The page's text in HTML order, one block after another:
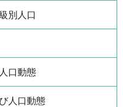
別人口
口動態
人口動態